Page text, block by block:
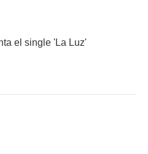
el single 'La Luz'